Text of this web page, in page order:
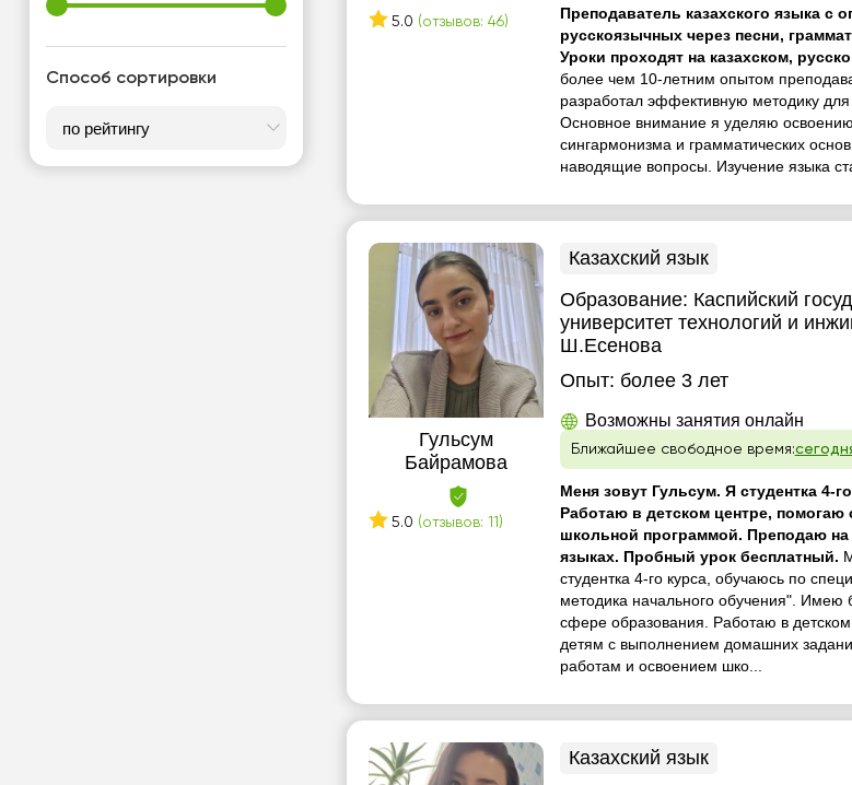
5.0 (отзывов: 46)
Преподаватель казахского языка с
русскоязычных через песни,
Уроки проходят на казахском,
более чем 10-летним опытом
разработал эффективную методику для
Основное внимание я уделяю
сингармонизма и грамматических
наводящие вопросы. Изучение языка
Гульсум
Байрамова
5.0 (отзывов: 11)
Казахский язык
Образование: Каспийский
университет технологий и
Ш.Есенова
Опыт: более 3 лет
Возможны занятия онлайн
Ближайшее свободное время:
Меня зовут Гульсум. Я студентка 4-
Работаю в детском центре,
школьной программой. Преподаю на
языках. Пробный урок бесплатный.
студентка 4-го курса, обучаюсь по
методика начального обучения". Имею
сфере образования. Работаю в
детям с выполнением домашних
работам и освоением шко...
Казахский язык
Способ сортировки